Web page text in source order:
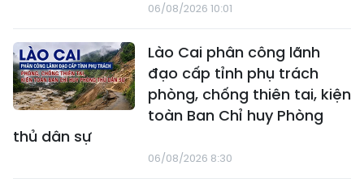
06/08/2026 10:01
Lào Cai phân công lãnh
đạo cấp tỉnh phụ trách
phòng, chống thiên tai, kiện
toàn Ban Chỉ huy Phòng
thủ dân sự
06/08/2026 8:30